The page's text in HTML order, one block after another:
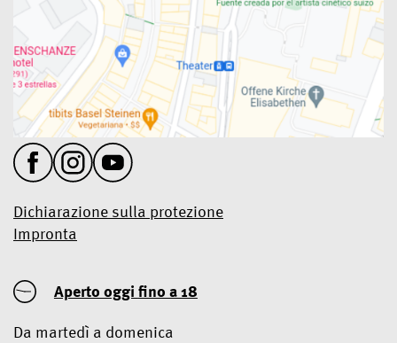
Dichiarazione sulla protezione
Impronta
Aperto oggi fino a 18
Da martedì a domenica